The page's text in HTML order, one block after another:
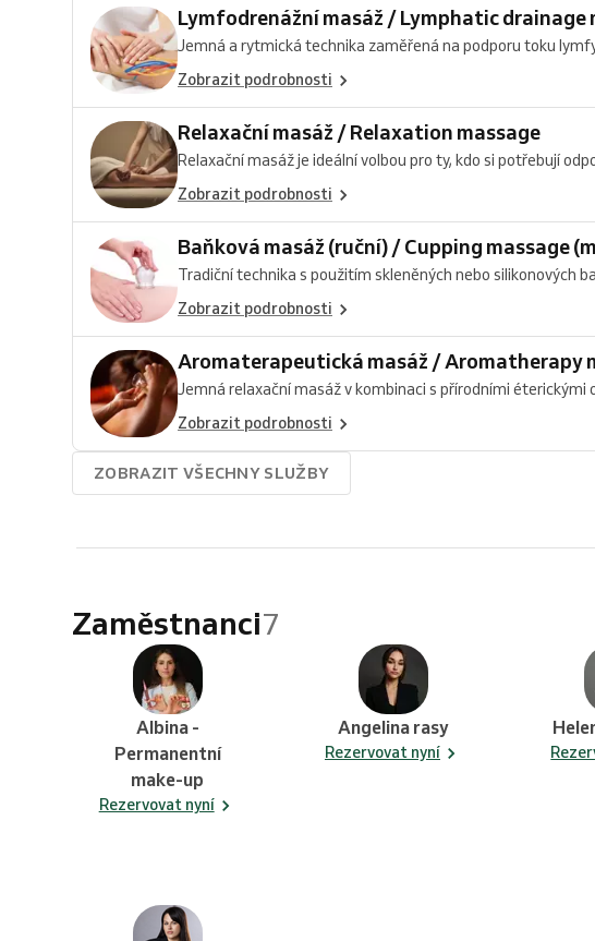
Lymfodrenážní masáž / Lymphatic drainage
Jemná a rytmická technika zaměřená na podporu toku
Zobrazit podrobnosti
Relaxační masáž / Relaxation massage
Relaxační masáž je ideální volbou pro ty, kdo si potřebují
Zobrazit podrobnosti
Baňková masáž (ruční) / Cupping massage
Tradiční technika s použitím skleněných nebo silikonových
Zobrazit podrobnosti
Aromaterapeutická masáž / Aromatherapy
Jemná relaxační masáž v kombinaci s přírodními éterickými
Zobrazit podrobnosti
ZOBRAZIT VŠECHNY SLUŽBY
Zaměstnanci7
Albina -
Permanentní
make-up
Rezervovat nyní
Angelina rasy
Rezervovat nyní